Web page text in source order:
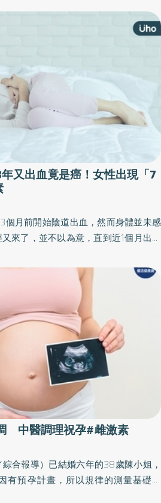
酒精攝取；生活方面則避開環境賀爾
又出血竟是癌！女性出現「7
個月前開始陰道出血，然而身體並未感
來了，並不以為意，直到近1個月出血
後進行子宮內膜切片，檢驗結果確認為
中醫調理祝孕#雌激素
綜合報導）已結婚六年的38歲陳小姐，
有預孕計畫，所以規律的測量基礎體